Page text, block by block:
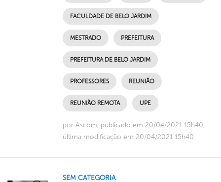
FACULDADE DE BELO JARDIM
MESTRADO PREFEITURA
PREFEITURA DE BELO JARDIM
PROFESSORES REUNIÃO
REUNIÃO REMOTA UPE
por Ascom, publicado em 20/04/2021 15h40,
última modificação em 20/04/2021 15h40
SEM CATEGORIA